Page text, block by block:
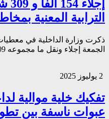
الترابية المعنية
ذكرت وزارة الداخلية في
الجمعة إجلاء ونقل ما مجموعه 154309 شخص على مستوى
تفكيك خلية
عبوات ناسفة بين